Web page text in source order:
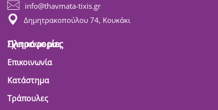
info@thavmata-tixis.gr
Δημητρακοπούλου 74, Κουκάκι
Πληροφορίες
Σχετικά με μας
Επικοινωνία
Κατάστημα
Τράπουλες